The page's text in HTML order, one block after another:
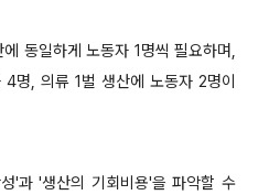
동일하게 노동자 1명씩 필요하며,
명, 의류 1벌 생산에 노동자 2명이
'과 '생산의 기회비용'을 파악할 수